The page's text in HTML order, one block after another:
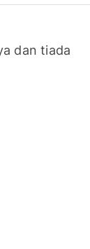
dan tiada